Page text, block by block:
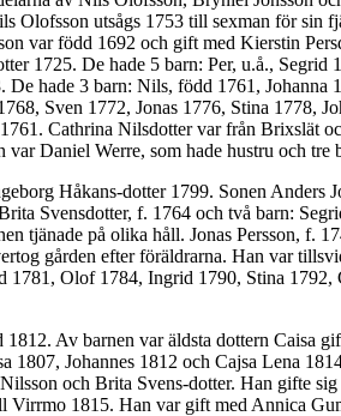
Olofsson utsågs 1753 till sexman för
var född 1692 och gift med Kierstin
1725. De hade 5 barn: Per, u.å.,
hade 3 barn: Nils, född 1761,
Sven 1772, Jonas 1776, Stina 1778,
Cathrina Nilsdotter var från Brixslät
var Daniel Werre, som hade hustru och tre
Håkans-dotter 1799. Sonen
Svensdotter, f. 1764 och två barn:
tjänade på olika håll. Jonas Persson, f.
gården efter föräldrarna. Han var
1781, Olof 1784, Ingrid 1790, Stina
Av barnen var äldsta dottern
1807, Johannes 1812 och Cajsa Lena
och Brita Svens-dotter. Han gifte
1815. Han var gift med Annica